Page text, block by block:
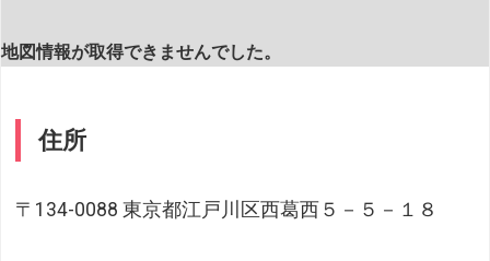
地図情報が取得できませんでした。
住所
〒134-0088 東京都江戸川区西葛西５－５－１８